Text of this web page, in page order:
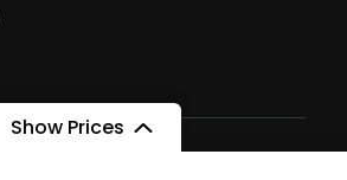
Show Prices